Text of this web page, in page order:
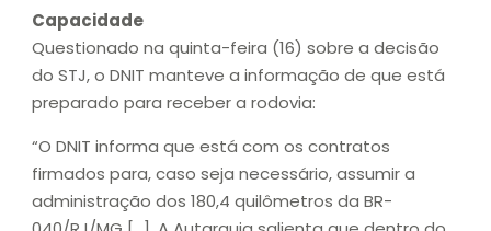
Capacidade
Questionado na quinta-feira (16) sobre a decisão
do STJ, o DNIT manteve a informação de que está
preparado para receber a rodovia:
“O DNIT informa que está com os contratos
firmados para, caso seja necessário, assumir a
administração dos 180,4 quilômetros da BR-